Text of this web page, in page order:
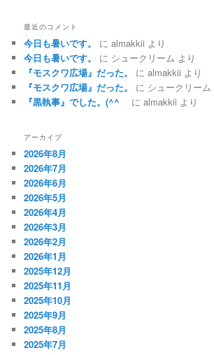
最近のコメント
今日も暑いです。 にalmakkii より
今日も暑いです。
に シュークリーム より
『モスクワ広場』だった。
にalmakkii より
『モスクワ広場』だった。
に シュークリーム
『黒執事』でした。(^^ゞ
にalmakkii より
アーカイブ
2026年8月
2026年7月
2026年6月
2026年5月
2026年4月
2026年3月
2026年2月
2026年1月
2025年12月
2025年11月
2025年10月
2025年9月
2025年8月
2025年7月